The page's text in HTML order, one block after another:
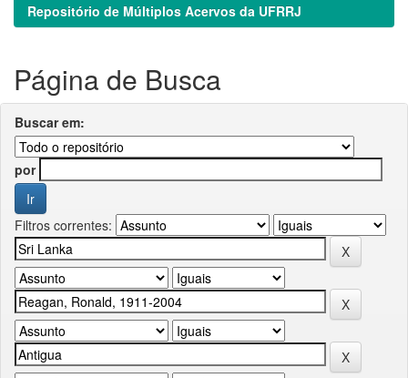
Repositório de Múltiplos Acervos da UFRRJ
Página de Busca
Buscar em:
por
Filtros correntes: